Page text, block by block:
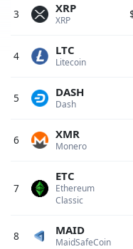
3 XRP
XRP
4 Litecoin
LTC
5 Dash
DASH
6 Monero
XMR
7
Ethereum
Classic
ETC
8 MaidSafeCoin
MAID